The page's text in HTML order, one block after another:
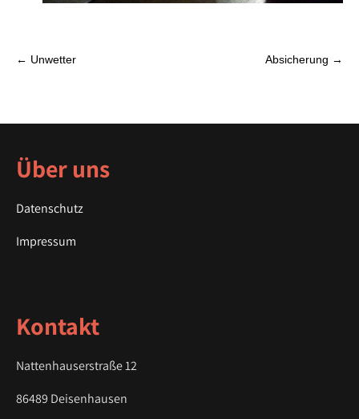
P
t
a
v
i
a
n
← Unwetter Absicherung →
Über uns
Datenschutz
Impressum
Kontakt
Nattenhauserstraße 12
86489 Deisenhausen